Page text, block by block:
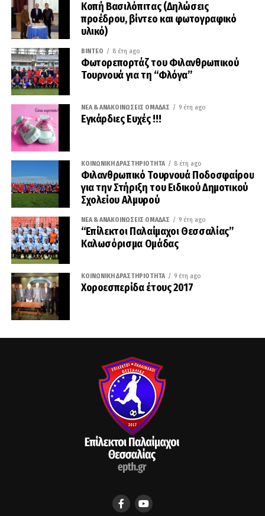
Κοπή Βασιλόπιτας (Δηλώσεις
προέδρου, βίντεο και φωτογραφικό
υλικό)
ΒΊΝΤΕΟ 8 έτη ago
Φωτορεπορτάζ του Φιλανθρωπικού
Τουρνουά για τη “Φλόγα”
ΝΈΑ & ΑΝΑΚΟΙΝΏΣΕΙΣ ΟΜΆΔΑΣ 9 έτη ago
Εγκάρδιες Ευχές !!!
ΚΟΙΝΩΝΙΚΉ ΔΡΑΣΤΗΡΙΌΤΗΤΑ 8 έτη ago
Φιλανθρωπικό Τουρνουά Ποδοσφαίρου
για την Στήριξη του Ειδικού Δημοτικού
Σχολείου Αλμυρού
ΝΈΑ & ΑΝΑΚΟΙΝΏΣΕΙΣ ΟΜΆΔΑΣ 9 έτη ago
“Επίλεκτοι Παλαίμαχοι Θεσσαλίας”
Καλωσόρισμα Ομάδας
ΚΟΙΝΩΝΙΚΉ ΔΡΑΣΤΗΡΙΌΤΗΤΑ 9 έτη ago
Χοροεσπερίδα έτους 2017